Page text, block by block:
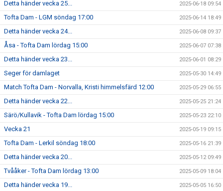
Detta händer vecka 25... 2025-06-18 09:54
Tofta Dam - LGM söndag 17:00 2025-06-14 18:49
Detta händer vecka 24... 2025-06-08 09:37
Åsa - Tofta Dam lördag 15:00 2025-06-07 07:38
Detta händer vecka 23... 2025-06-01 08:29
Seger för damlaget 2025-05-30 14:49
Match Tofta Dam - Norvalla, Kristi himmelsfärd 12:00 2025-05-29 06:55
Detta händer vecka 22... 2025-05-25 21:24
Särö/Kullavik - Tofta Dam lördag 15:00 2025-05-23 22:10
Vecka 21 2025-05-19 09:15
Tofta Dam - Lerkil söndag 18:00 2025-05-16 21:39
Detta händer vecka 20... 2025-05-12 09:49
Tvååker - Tofta Dam lördag 13:00 2025-05-09 18:04
Detta händer vecka 19... 2025-05-05 16:50